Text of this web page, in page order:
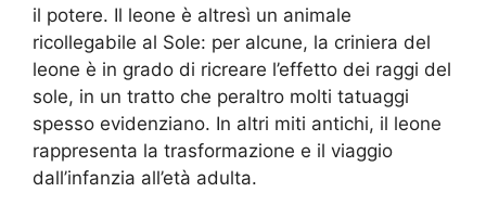
il potere. Il leone è altresì un animale
ricollegabile al Sole: per alcune, la criniera del
leone è in grado di ricreare l’effetto dei raggi del
sole, in un tratto che peraltro molti tatuaggi
spesso evidenziano. In altri miti antichi, il leone
rappresenta la trasformazione e il viaggio
dall’infanzia all’età adulta.